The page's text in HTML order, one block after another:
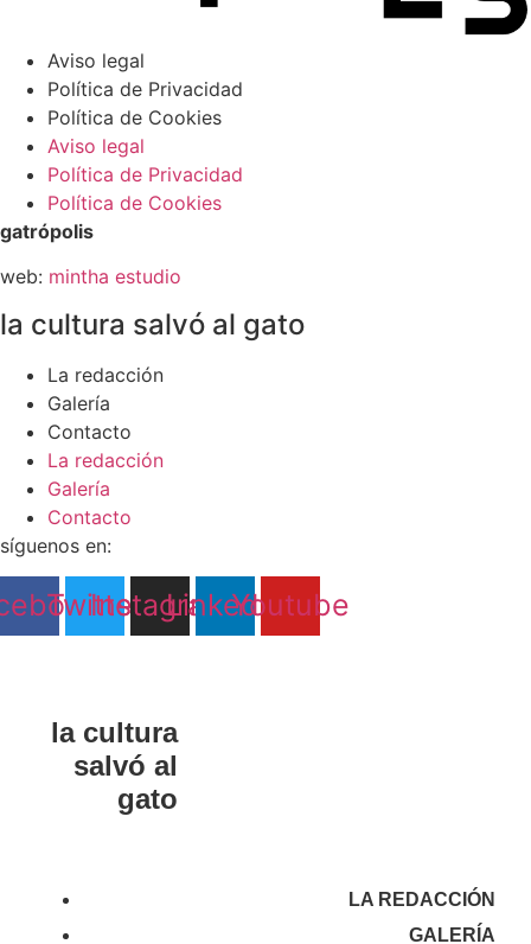
Aviso legal
Política de Privacidad
Política de Cookies
Aviso legal
Política de Privacidad
Política de Cookies
gatrópolis
web: mintha estudio
la cultura salvó al gato
La redacción
Galería
Contacto
La redacción
Galería
Contacto
síguenos en:
Twitter
Instagram
LinkedinYoutube
la cultura
salvó al
gato
LA REDACCIÓN
GALERÍA